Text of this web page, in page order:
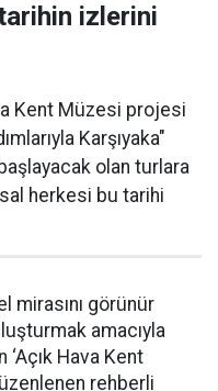
izlerini
Kent Müzesi projesi
Karşıyaka"
olan turlara
herkesi bu tarihi
mirasını görünür
amacıyla
‘Açık Hava Kent
rehberli